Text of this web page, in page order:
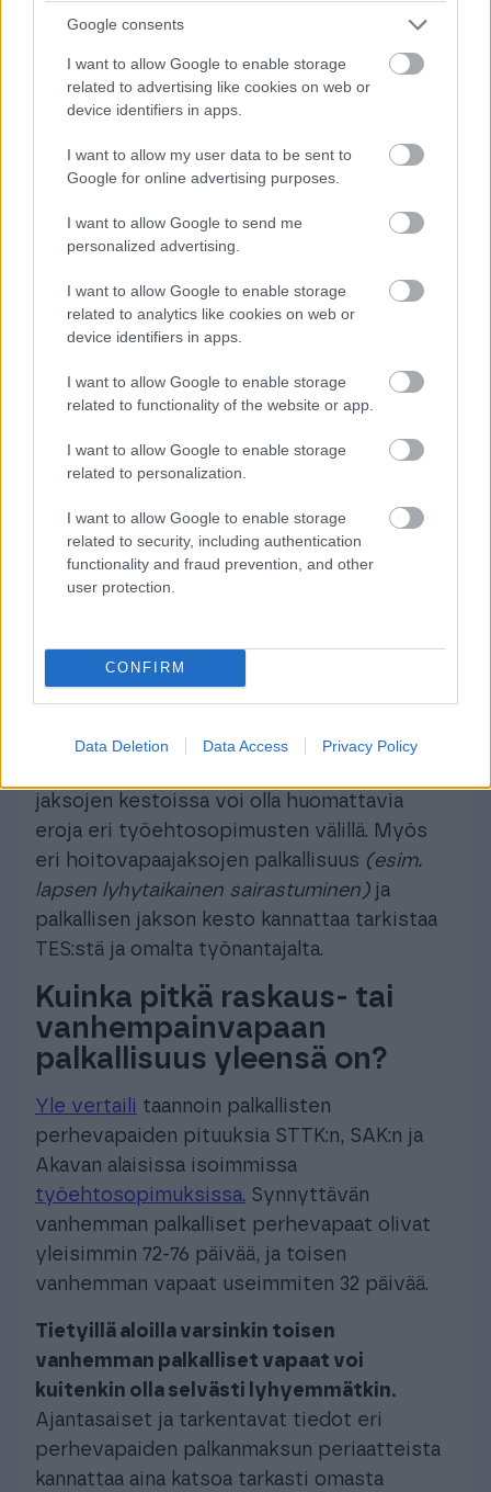
Google consents
I want to allow Google to enable storage
related to advertising like cookies on web or
device identifiers in apps.
I want to allow my user data to be sent to
Google for online advertising purposes.
I want to allow Google to send me
personalized advertising.
I want to allow Google to enable storage
related to analytics like cookies on web or
device identifiers in apps.
I want to allow Google to enable storage
related to functionality of the website or app.
I want to allow Google to enable storage
related to personalization.
I want to allow Google to enable storage
related to security, including authentication
functionality and fraud prevention, and other
user protection.
CONFIRM
Data Deletion Data Access Privacy Policy
Saako
vanhempainvapaalla
palkkaa?
oikeus raskaus-, erityisraskaus- ja
vanhempainvapaisiin. Lain mukaan
työnantajalla ei kuitenkaan ole velvollisuutta
maksaa työntekijällepalkkaalaissa
tarkoitettujen perhevapaiden, kuten
Usein työehtosopimuksessa on kuitenkin
palkkaa. Sama pätee
jaksojen kestoissa voi olla huomattavia
eroja eri työehtosopimusten välillä. Myös
eri hoitovapaajaksojen palkallisuus (esim.
lapsen lyhytaikainen sairastuminen) ja
palkallisen jakson kesto kannattaa tarkistaa
TES:stä ja omalta työnantajalta.
Kuinka pitkä raskaus- tai
vanhempainvapaan
palkallisuus yleensä on?
Yle vertaili taannoin palkallisten
perhevapaiden pituuksia STTK:n, SAK:n ja
Akavan alaisissa isoimmissa
työehtosopimuksissa. Synnyttävän
vanhemman palkalliset perhevapaat olivat
yleisimmin 72-76 päivää, ja toisen
vanhemman vapaat useimmiten 32 päivää.
Tietyillä aloilla varsinkin toisen
vanhemman palkalliset vapaat voi
kuitenkin olla selvästi lyhyemmätkin.
Ajantasaiset ja tarkentavat tiedot eri
perhevapaiden palkanmaksun periaatteista
kannattaa aina katsoa tarkasti omasta